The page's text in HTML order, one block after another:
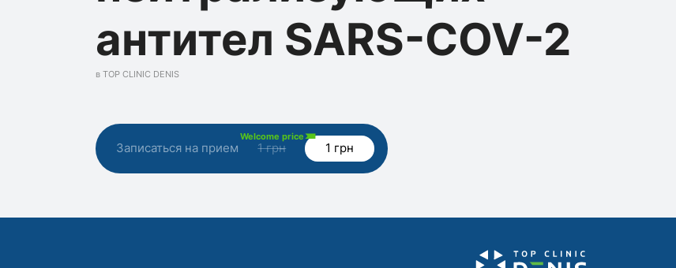
антител SARS-COV-2
в TOP CLINIC DENIS
Записаться на прием
Welcome price
1 грн 1 грн